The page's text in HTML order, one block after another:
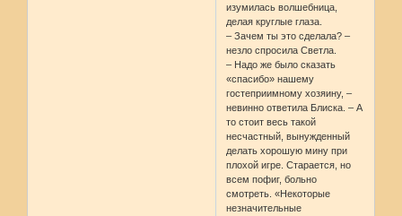
изумилась волшебница,
делая круглые глаза.
– Зачем ты это сделала? –
незло спросила Светла.
– Надо же было сказать
«спасибо» нашему
гостеприимному хозяину, –
невинно ответила Блиска. – А
то стоит весь такой
несчастный, вынужденный
делать хорошую мину при
плохой игре. Старается, но
всем пофиг, больно
смотреть. «Некоторые
незначительные